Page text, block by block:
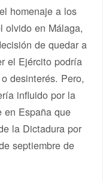
homenaje a los
olvido en Málaga,
de quedar a
el Ejército podría
desinterés. Pero,
influido por la
España que
la Dictadura por
septiembre de